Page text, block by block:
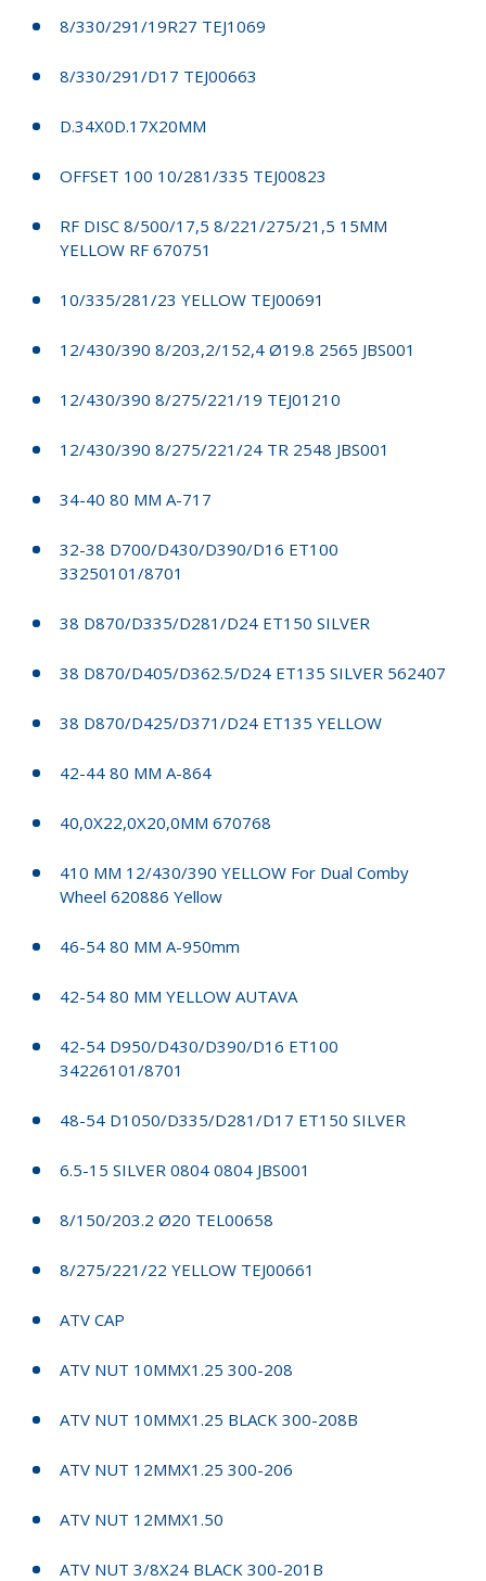
8/330/291/19R27 TEJ1069
8/330/291/D17 TEJ00663
D.34X0D.17X20MM
OFFSET 100 10/281/335 TEJ00823
RF DISC 8/500/17,5 8/221/275/21,5 15MM
YELLOW RF 670751
10/335/281/23 YELLOW TEJ00691
12/430/390 8/203,2/152,4 Ø19.8 2565 JBS001
12/430/390 8/275/221/19 TEJ01210
12/430/390 8/275/221/24 TR 2548 JBS001
34-40 80 MM A-717
32-38 D700/D430/D390/D16 ET100
33250101/8701
38 D870/D335/D281/D24 ET150 SILVER
38 D870/D405/D362.5/D24 ET135 SILVER 562407
38 D870/D425/D371/D24 ET135 YELLOW
42-44 80 MM A-864
40,0X22,0X20,0MM 670768
410 MM 12/430/390 YELLOW For Dual Comby
Wheel 620886 Yellow
46-54 80 MM A-950mm
42-54 80 MM YELLOW AUTAVA
42-54 D950/D430/D390/D16 ET100
34226101/8701
48-54 D1050/D335/D281/D17 ET150 SILVER
6.5-15 SILVER 0804 0804 JBS001
8/150/203.2 Ø20 TEL00658
8/275/221/22 YELLOW TEJ00661
ATV CAP
ATV NUT 10MMX1.25 300-208
ATV NUT 10MMX1.25 BLACK 300-208B
ATV NUT 12MMX1.25 300-206
ATV NUT 12MMX1.50
ATV NUT 3/8X24 BLACK 300-201B